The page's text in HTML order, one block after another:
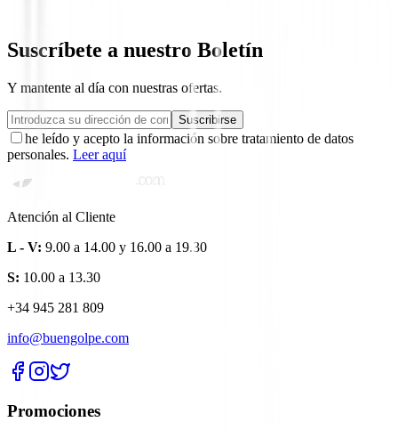
Suscríbete a nuestro Boletín
Y mantente al día con nuestras ofertas.
Suscribirse
he leído y acepto la información sobre tratamiento de datos
personales. Leer aquí
Atención al Cliente
L - V: 9.00 a 14.00 y 16.00 a 19.30
S: 10.00 a 13.30
+34 945 281 809
info@buengolpe.com
Promociones